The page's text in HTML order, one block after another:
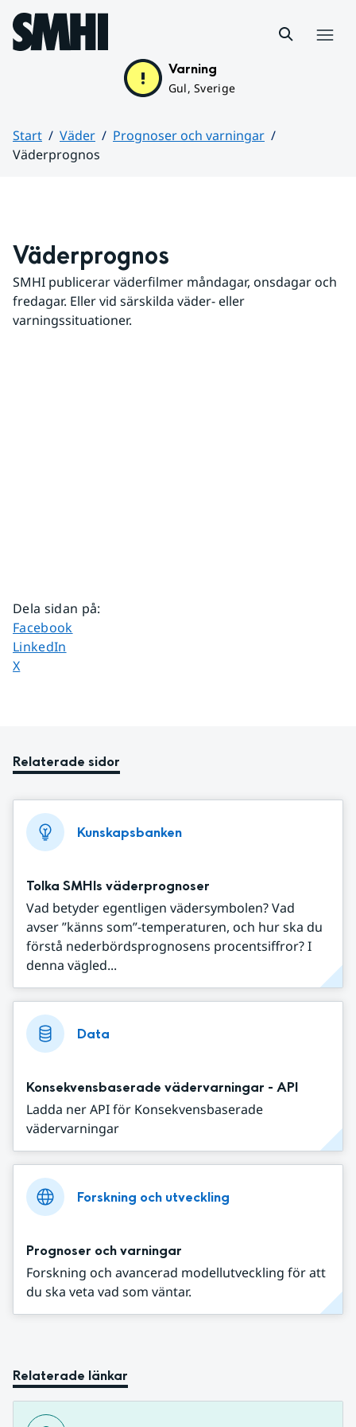
Hoppa till sidans innehåll
Varning
Gul, Sverige
Start Väder
Prognoser och varningar
Väderprognos
Väderprognos
SMHI publicerar väderfilmer måndagar, onsdagar och
fredagar. Eller vid särskilda väder- eller
varningssituationer.
Dela sidan på:
Dela sidan på
Facebook
Dela sidan på
LinkedIn
Dela sidan på
X
Relaterade sidor
Kunskapsbanken
Tolka SMHIs väderprognoser
Vad betyder egentligen vädersymbolen? Vad
avser ”känns som”-temperaturen, och hur ska du
förstå nederbördsprognosens procentsiffror? I
denna vägled...
Data
Konsekvensbaserade vädervarningar - API
Ladda ner API för Konsekvensbaserade
vädervarningar
Forskning och utveckling
Prognoser och varningar
Forskning och avancerad modellutveckling för att
du ska veta vad som väntar.
Relaterade länkar